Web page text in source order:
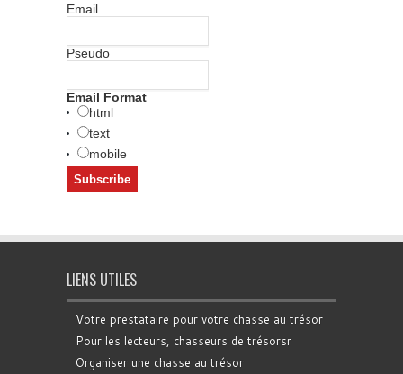
Email
Pseudo
Email Format
html
text
mobile
LIENS UTILES
Votre prestataire pour votre chasse au trésor
Pour les lecteurs, chasseurs de trésorsr
Organiser une chasse au trésor